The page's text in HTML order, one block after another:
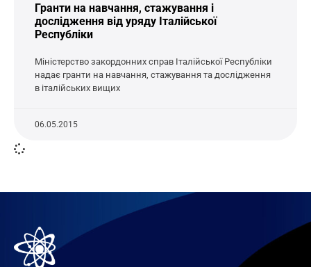
Гранти на навчання, стажування і
дослідження від уряду Італійської
Республіки
Міністерство закордонних справ Італійської Республіки
надає гранти на навчання, стажування та дослідження
в італійських вищих
06.05.2015